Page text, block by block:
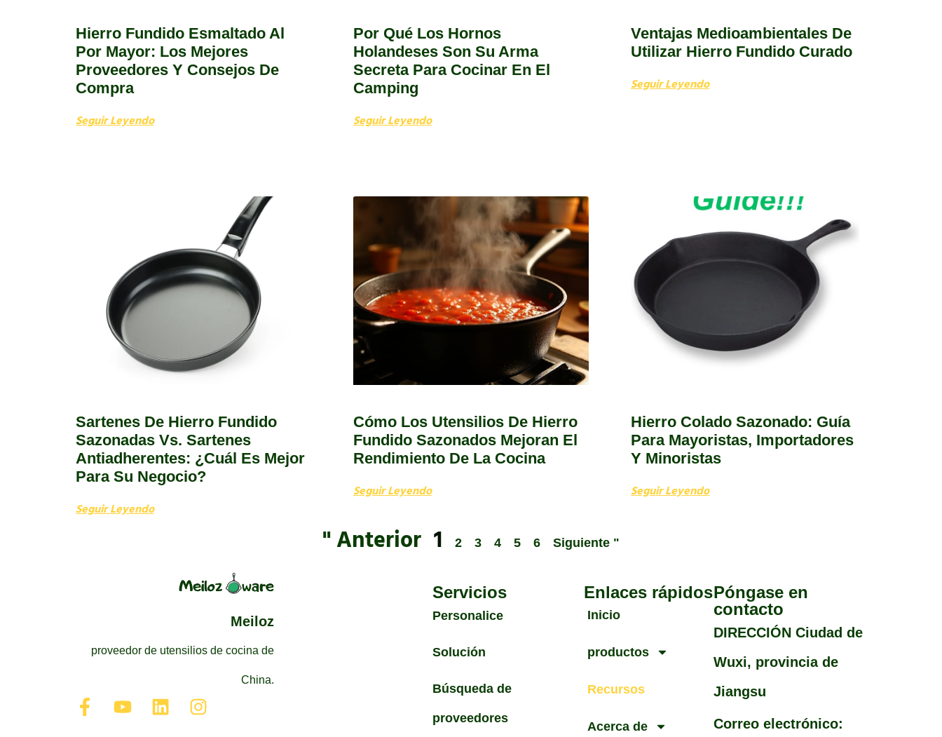
Hierro Fundido Esmaltado Al
Por Mayor: Los Mejores
Proveedores Y Consejos De
Compra
Seguir Leyendo
Por Qué Los Hornos
Holandeses Son Su Arma
Secreta Para Cocinar En El
Camping
Seguir Leyendo
Ventajas Medioambientales De
Utilizar Hierro Fundido Curado
Seguir Leyendo
Sartenes De Hierro Fundido
Sazonadas Vs. Sartenes
Antiadherentes: ¿Cuál Es Mejor
Para Su Negocio?
Seguir Leyendo
Cómo Los Utensilios De Hierro
Fundido Sazonados Mejoran El
Rendimiento De La Cocina
Seguir Leyendo
Hierro Colado Sazonado: Guía
Para Mayoristas, Importadores
Y Minoristas
Seguir Leyendo
" Anterior 1 2 3 4 5 6 Siguiente "
Meiloz
proveedor de utensilios de cocina de
China.
Servicios
Personalice
Solución
Búsqueda de
proveedores
Enlaces rápidos
Inicio
productos
Recursos
Acerca de
Póngase en
contacto
DIRECCIÓN Ciudad de
Wuxi, provincia de
Jiangsu
Correo electrónico: